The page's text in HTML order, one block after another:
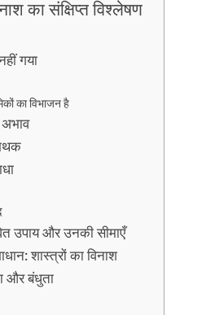
का संक्षिप्त विश्लेषण
गया
का विभाजन है
उपाय और उनकी सीमाएँ
शास्त्रों का विनाश
और बंधुता